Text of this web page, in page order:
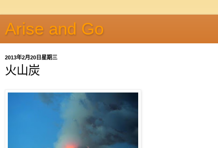
Arise and Go
2013年2月20日星期三
火山炭